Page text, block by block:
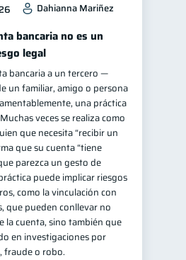
Dahianna Mariñez
bancaria no es un
legal
bancaria a un tercero —
un familiar, amigo o persona
una práctica
veces se realiza como
que necesita “recibir un
que su cuenta “tiene
parezca un gesto de
puede implicar riesgos
como la vinculación con
que pueden conllevar no
la cuenta, sino también que
en investigaciones por
fraude o robo.